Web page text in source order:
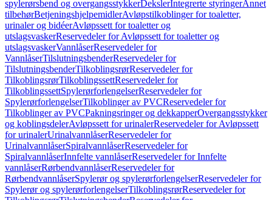
spylerørsbend og overgangsstykkerDekslerIntegrerte styringerAnnet
tilbehørBetjeningshjelpemidlerAvløpstilkoblinger for toaletter,
urinaler og bidéerAvløpssett for toaletter og
utslagsvaskerReservedeler for Avløpssett for toaletter og
utslagsvaskerVannlåserReservedeler for
VannlåserTilslutningsbenderReservedeler for
TilslutningsbenderTilkoblingsrørReservedeler for
TilkoblingsrørTilkoblingssettReservedeler for
TilkoblingssettSpylerørforlengelserReservedeler for
SpylerørforlengelserTilkoblinger av PVCReservedeler for
Tilkoblinger av PVCPakningsringer og dekkapperOvergangsstykker
og koblingsdelerAvløpssett for urinalerReservedeler for Avløpssett
for urinalerUrinalvannlåserReservedeler for
UrinalvannlåserSpiralvannlåserReservedeler for
SpiralvannlåserInnfelte vannlåserReservedeler for Innfelte
vannlåserRørbendvannlåserReservedeler for
RørbendvannlåserSpylerør og spylerørforlengelserReservedeler for
Spylerør og spylerørforlengelserTilkoblingsrørReservedeler for